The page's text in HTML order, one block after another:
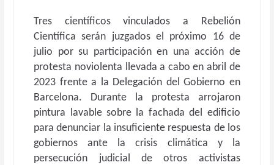
Tres científicos vinculados a Rebelión
Científica serán juzgados el próximo 16 de
julio por su participación en una acción de
protesta noviolenta llevada a cabo en abril de
2023 frente a la Delegación del Gobierno en
Barcelona. Durante la protesta arrojaron
pintura lavable sobre la fachada del edificio
para denunciar la insuficiente respuesta de los
gobiernos ante la crisis climática y la
persecución judicial de otros activistas